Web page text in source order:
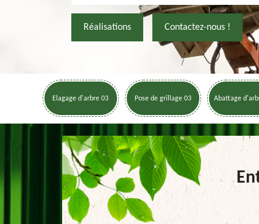
Réalisations Contactez-nous !
Elagage d'arbre 03 Pose de grillage 03 Abattage